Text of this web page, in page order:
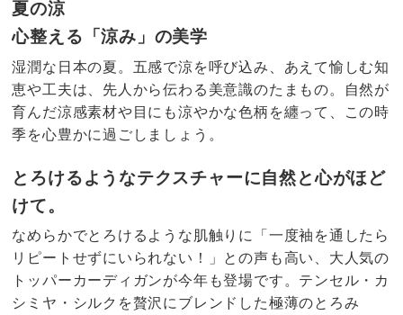
夏の涼
心整える「涼み」の美学
湿潤な日本の夏。五感で涼を呼び込み、あえて愉しむ知
恵や工夫は、先人から伝わる美意識のたまもの。自然が
育んだ涼感素材や目にも涼やかな色柄を纏って、この時
季を心豊かに過ごしましょう。
とろけるようなテクスチャーに自然と心がほど
けて。
なめらかでとろけるような肌触りに「一度袖を通したら
リピートせずにいられない！」との声も高い、大人気の
トッパーカーディガンが今年も登場です。テンセル・カ
シミヤ・シルクを贅沢にブレンドした極薄のとろみ